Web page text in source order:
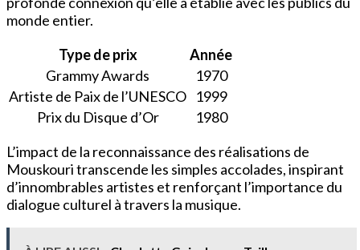
monde entier.
Type de prix
Année
Grammy Awards
1970
Artiste de Paix de l’UNESCO 1999
Prix du Disque d’Or
1980
L’impact de la reconnaissance des réalisations de
Mouskouri transcende les simples accolades, inspirant
d’innombrables artistes et renforçant l’importance du
dialogue culturel à travers la musique.